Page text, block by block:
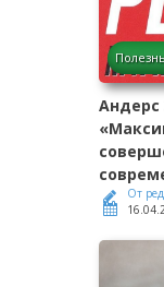
Андерс
От